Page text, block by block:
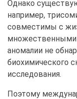
Однако
например,
совместимы с
множественными
аномалии не
биохимического
исследования.
Поэтому